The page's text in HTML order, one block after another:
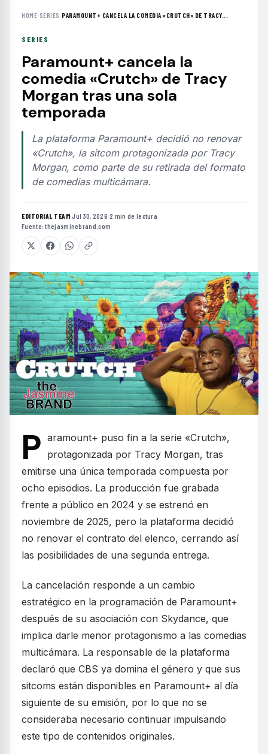
HOME› SERIES ›PARAMOUNT+ CANCELA LA COMEDIA «CRUTCH» DE TRACY...
SERIES
Paramount+ cancela la
comedia «Crutch» de Tracy
Morgan tras una sola
temporada
La plataforma Paramount+ decidió no renovar
«Crutch», la sitcom protagonizada por Tracy
Morgan, como parte de su retirada del formato
de comedias multicámara.
EDITORIAL TEAM·Jul 30, 2026·2 min de lectura·
Fuente:thejasminebrand.com
P aramount+ puso fin a la serie «Crutch»,
protagonizada por Tracy Morgan, tras
emitirse una única temporada compuesta por
ocho episodios. La producción fue grabada
frente a público en 2024 y se estrenó en
noviembre de 2025, pero la plataforma decidió
no renovar el contrato del elenco, cerrando así
las posibilidades de una segunda entrega.
La cancelación responde a un cambio
estratégico en la programación de Paramount+
después de su asociación con Skydance, que
implica darle menor protagonismo a las comedias
multicámara. La responsable de la plataforma
declaró que CBS ya domina el género y que sus
sitcoms están disponibles en Paramount+ al día
siguiente de su emisión, por lo que no se
consideraba necesario continuar impulsando
este tipo de contenidos originales.